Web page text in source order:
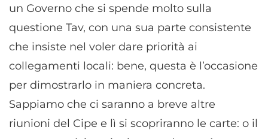
un Governo che si spende molto sulla
questione Tav, con una sua parte consistente
che insiste nel voler dare priorità ai
collegamenti locali: bene, questa è l’occasione
per dimostrarlo in maniera concreta.
Sappiamo che ci saranno a breve altre
riunioni del Cipe e lì si scopriranno le carte: o il